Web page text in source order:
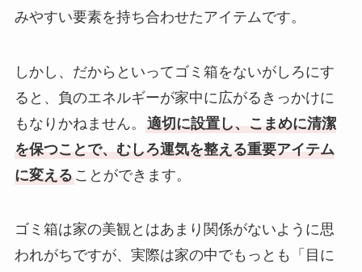
みやすい要素を持ち合わせたアイテムです。
しかし、だからといってゴミ箱をないがしろにす
ると、負のエネルギーが家中に広がるきっかけに
もなりかねません。
適切に設置し、こまめに清潔
を保つことで、むしろ運気を整える重要アイテム
に変える ことができます。
ゴミ箱は家の美観とはあまり関係がないように思
われがちですが、実際は家の中でもっとも「目に